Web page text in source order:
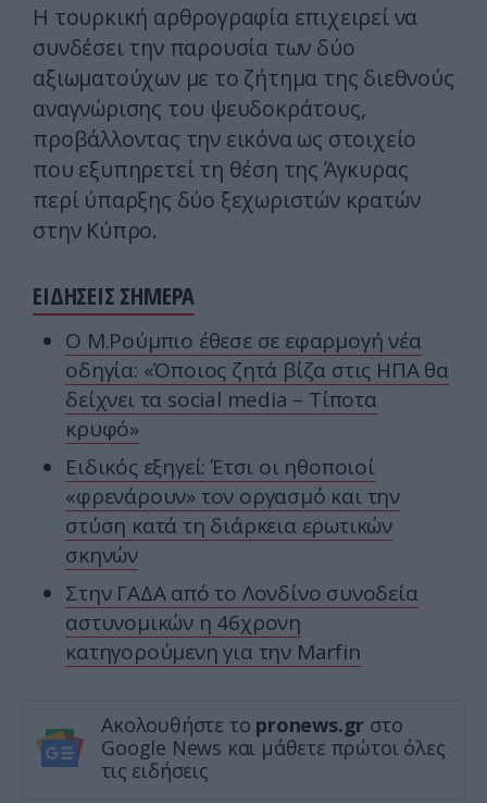
Η τουρκική αρθρογραφία επιχειρεί να
συνδέσει την παρουσία των δύο
αξιωματούχων με το ζήτημα της διεθνούς
αναγνώρισης του ψευδοκράτους,
προβάλλοντας την εικόνα ως στοιχείο
που εξυπηρετεί τη θέση της Άγκυρας
περί ύπαρξης δύο ξεχωριστών κρατών
στην Κύπρο.
ΕΙΔΗΣΕΙΣ ΣΗΜΕΡΑ
Ο Μ.Ρούμπιο έθεσε σε εφαρμογή νέα
οδηγία: «Όποιος ζητά βίζα στις ΗΠΑ θα
δείχνει τα social media – Τίποτα
κρυφό»
Ειδικός εξηγεί: Έτσι οι ηθοποιοί
«φρενάρουν» τον οργασμό και την
στύση κατά τη διάρκεια ερωτικών
σκηνών
Στην ΓΑΔΑ από το Λονδίνο συνοδεία
αστυνομικών η 46χρονη
κατηγορούμενη για την Marfin
Ακολουθήστε το pronews.gr στο
Google News και μάθετε πρώτοι όλες
τις ειδήσεις